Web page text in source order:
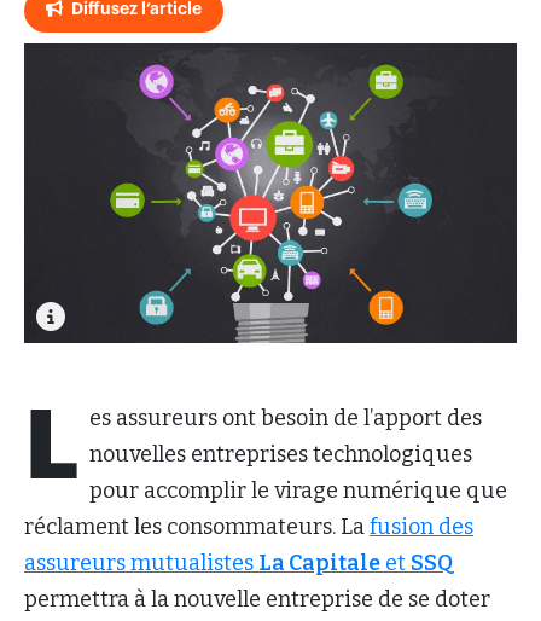
Diffusez l’article
L es assureurs ont besoin de l’apport des
nouvelles entreprises technologiques
pour accomplir le virage numérique que
réclament les consommateurs. Lafusion des
assureurs mutualistes La Capitale et SSQ
permettra à la nouvelle entreprise de se doter